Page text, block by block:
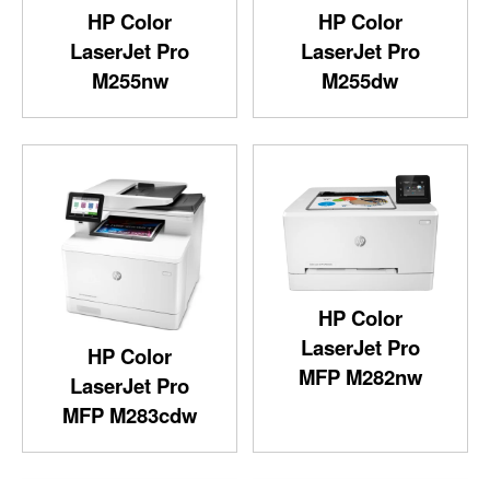
HP Color
LaserJet Pro
M255dw
HP Color
LaserJet Pro
M255nw
HP Color
LaserJet Pro
MFP M282nw
HP Color
LaserJet Pro
MFP M283cdw